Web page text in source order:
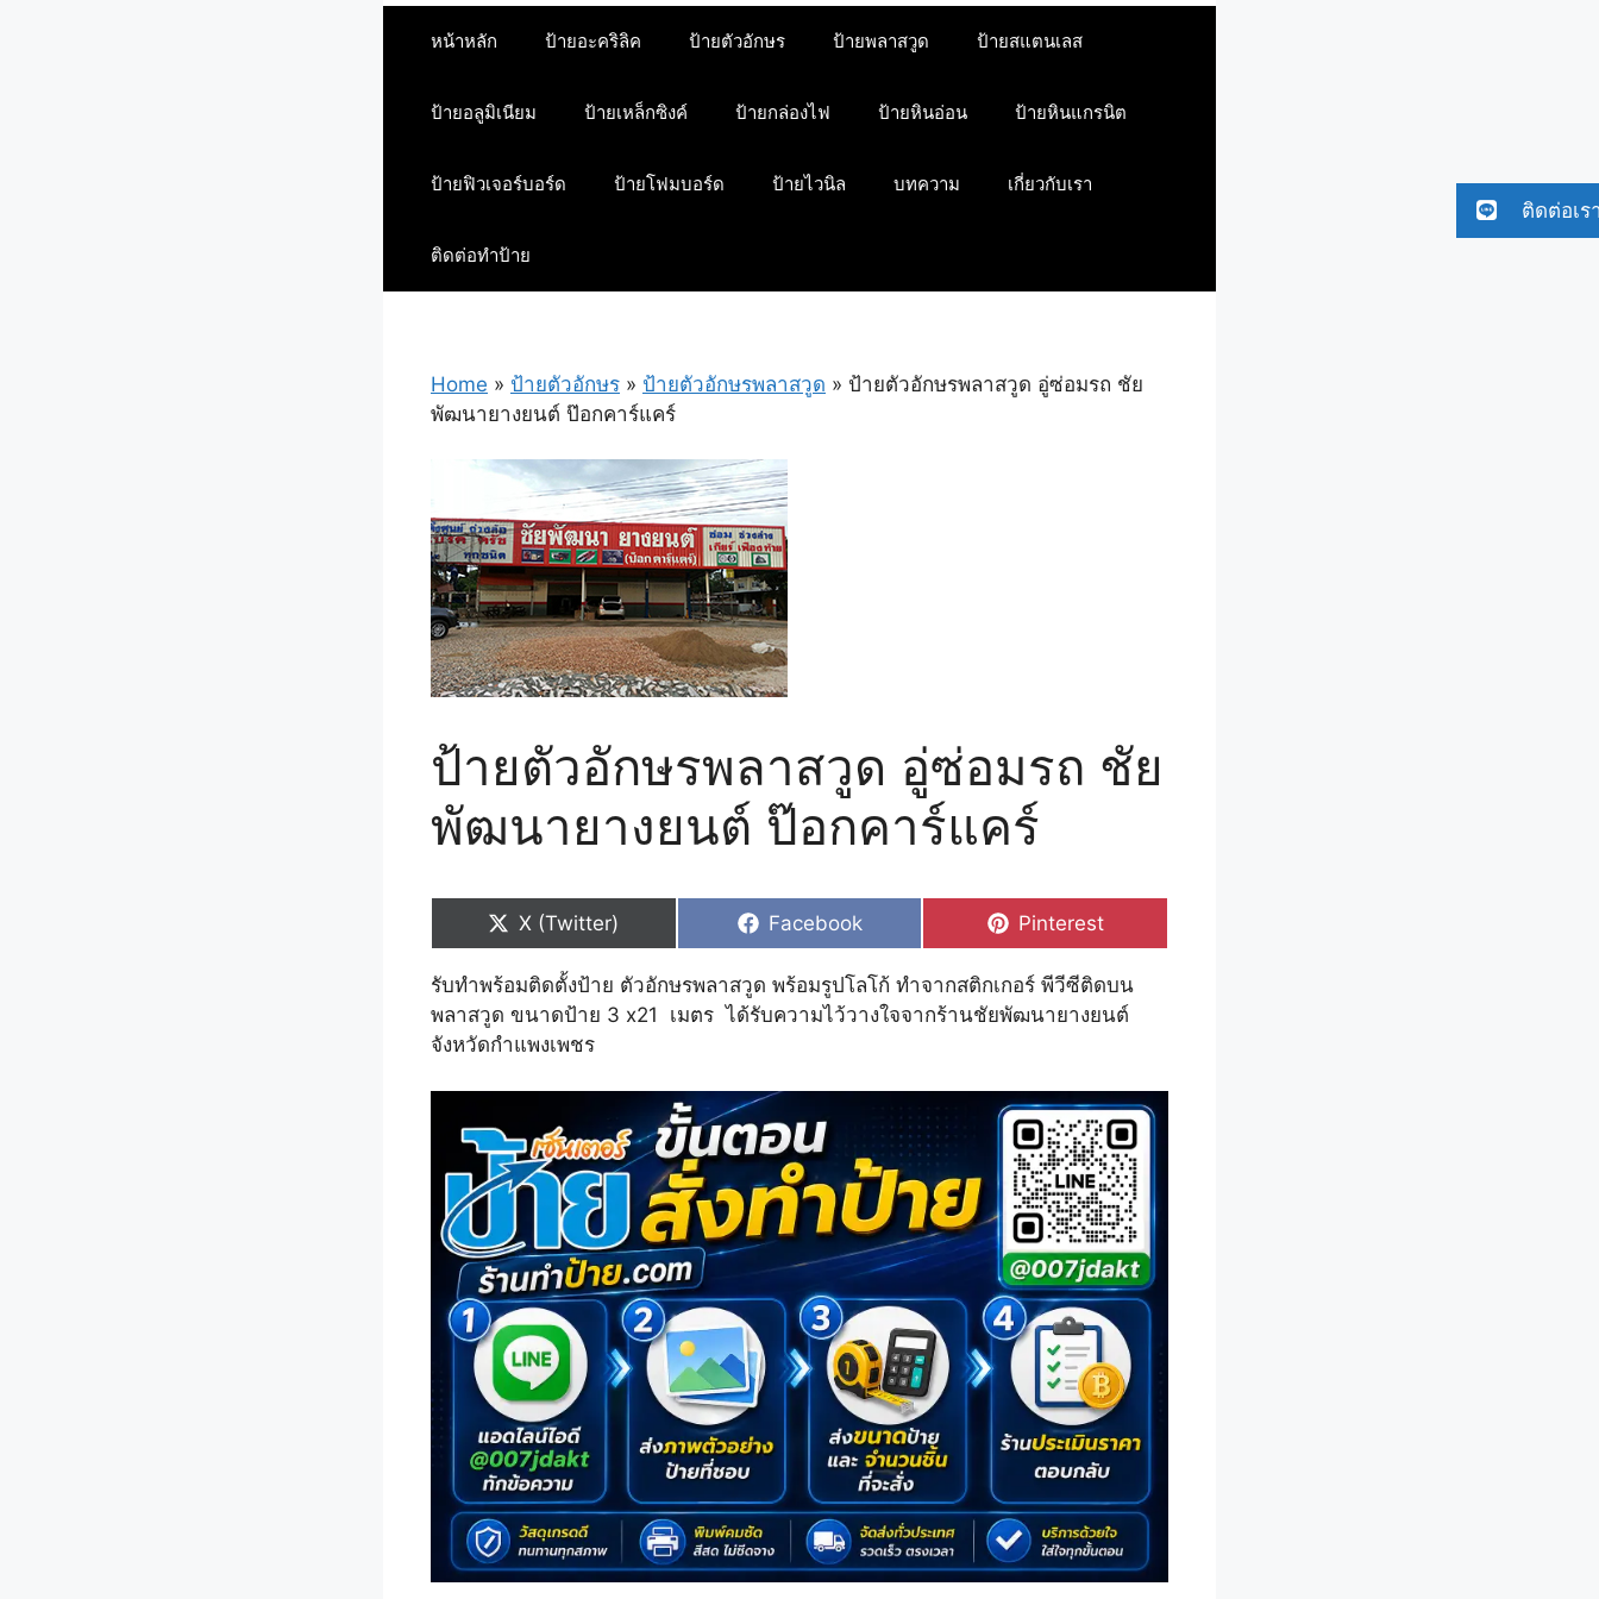
หน้าหลัก ป้ายอะคริลิค ป้ายตัวอักษร ป้ายพลาสวูด ป้ายสแตนเลส
ป้ายอลูมิเนียม ป้ายเหล็กซิงค์ ป้ายกล่องไฟ ป้ายหินอ่อน ป้ายหินแกรนิต
ป้ายฟิวเจอร์บอร์ด ป้ายโฟมบอร์ด ป้ายไวนิล บทความ เกี่ยวกับเรา
ติดต่อทำป้าย
Home » ป้ายตัวอักษร » ป้ายตัวอักษรพลาสวูด » ป้ายตัวอักษรพลาสวูด อู่ซ่อมรถ ชัย
พัฒนายางยนต์ ป๊อกคาร์แคร์
ป้ายตัวอักษรพลาสวูด อู่ซ่อมรถ ชัย
พัฒนายางยนต์ ป๊อกคาร์แคร์
Share
X (Twitter)
Share
Facebook
Share
Pinterest
รับทำพร้อมติดตั้งป้าย ตัวอักษรพลาสวูด พร้อมรูปโลโก้ ทำจากสติกเกอร์ พีวีซีติดบน
พลาสวูด ขนาดป้าย 3 x21 เมตร ได้รับความไว้วางใจจากร้านชัยพัฒนายางยนต์
จังหวัดกำแพงเพชร
ติดต่อเร